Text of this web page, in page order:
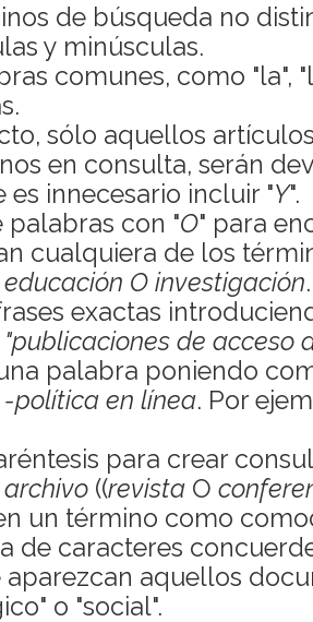
de búsqueda no
y minúsculas.
comunes, como "la",
sólo aquellos
en consulta, serán
es innecesario incluir "Y".
palabras con "O" para
cualquiera de los
educación O investigación.
exactas
"publicaciones de acceso
palabra poniendo
-política en línea. Por
para crear
archivo((revistaO
un término como
de caracteres
aparezcan aquellos
o "social".